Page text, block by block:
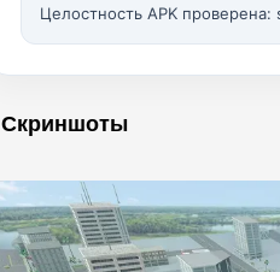
Целостность APK
Скриншоты